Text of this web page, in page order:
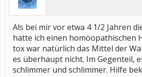
Als bei mir vor etwa 4 1/2 Jahren
hatte ich einen homöopathischen
tox war natürlich das Mittel der
es überhaupt nicht. Im Gegenteil,
schlimmer und schlimmer. Hilfe